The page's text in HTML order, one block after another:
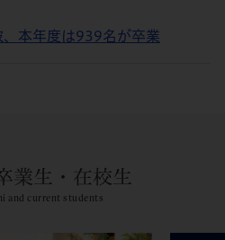
本年度は939名が卒業
業生・在校生
and current students